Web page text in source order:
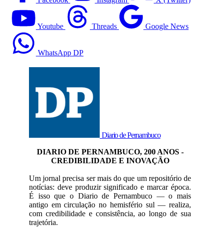
Youtube Threads Google News
WhatsApp DP
Diario de Pernambuco
DIARIO DE PERNAMBUCO, 200 ANOS -
CREDIBILIDADE E INOVAÇÃO
Um jornal precisa ser mais do que um repositório de
notícias: deve produzir significado e marcar época.
É isso que o Diario de Pernambuco — o mais
antigo em circulação no hemisfério sul — realiza,
com credibilidade e consistência, ao longo de sua
trajetória.